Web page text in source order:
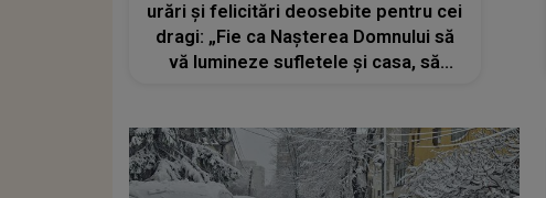
urări și felicitări deosebite pentru cei
dragi: „Fie ca Nașterea Domnului să
vă lumineze sufletele și casa, să